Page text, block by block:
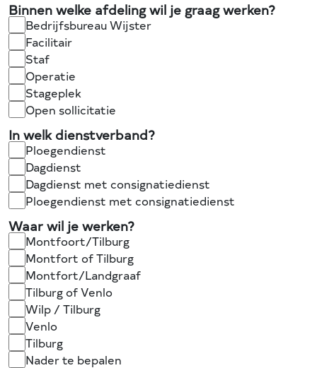
Binnen welke afdeling wil je graag werken?
Bedrijfsbureau Wijster
Facilitair
Staf
Operatie
Stageplek
Open sollicitatie
In welk dienstverband?
Ploegendienst
Dagdienst
Dagdienst met consignatiedienst
Ploegendienst met consignatiedienst
Waar wil je werken?
Montfoort/Tilburg
Montfort of Tilburg
Montfort/Landgraaf
Tilburg of Venlo
Wilp / Tilburg
Venlo
Tilburg
Nader te bepalen